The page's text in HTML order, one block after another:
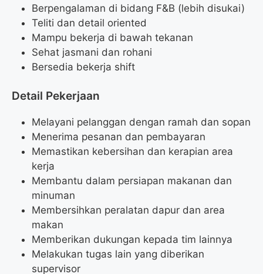
Berpengalaman di bidang F&B (lebih disukai)
Teliti dan detail oriented
Mampu bekerja di bawah tekanan
Sehat jasmani dan rohani
Bersedia bekerja shift
Detail Pekerjaan
Melayani pelanggan dengan ramah dan sopan
Menerima pesanan dan pembayaran
Memastikan kebersihan dan kerapian area
kerja
Membantu dalam persiapan makanan dan
minuman
Membersihkan peralatan dapur dan area
makan
Memberikan dukungan kepada tim lainnya
Melakukan tugas lain yang diberikan
supervisor